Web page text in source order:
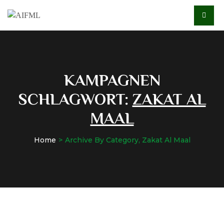
KAMPAGNEN
SCHLAGWORT: ZAKAT AL
MAAL
Home Archive By Category, Zakat Al Maal